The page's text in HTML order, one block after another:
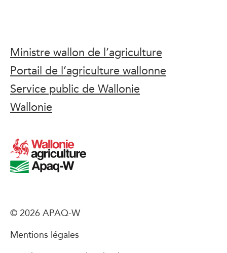
Ministre wallon de l’agriculture
Portail de l’agriculture wallonne
Service public de Wallonie
Wallonie
© 2026 APAQ-W
Mentions légales